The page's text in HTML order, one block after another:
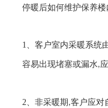
停暖后如何维护保养
1、客户室内采暖系统
容易出现堵塞或漏水,
2、非采暖期 ,客户应对